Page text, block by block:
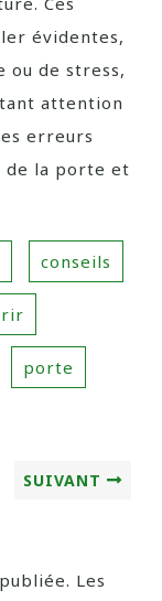
évidentes,
ou de stress,
attention
erreurs
de la porte et
conseils
porte
SUIVANT
Les